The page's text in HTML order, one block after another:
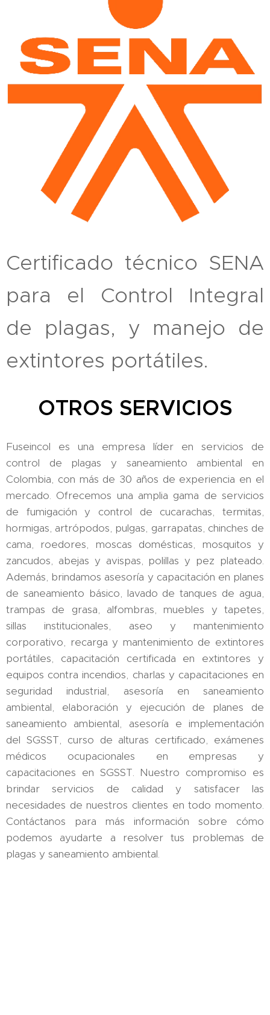
Certificado técnico SENA
para el Control Integral
de plagas, y manejo de
extintores portátiles.
OTROS SERVICIOS
Fuseincol es una empresa líder en servicios de
control de plagas y saneamiento ambiental en
Colombia, con más de 30 años de experiencia en el
mercado. Ofrecemos una amplia gama de servicios
de fumigación y control de cucarachas, termitas,
hormigas, artrópodos, pulgas, garrapatas, chinches de
cama, roedores, moscas domésticas, mosquitos y
zancudos, abejas y avispas, polillas y pez plateado.
Además, brindamos asesoría y capacitación en planes
de saneamiento básico, lavado de tanques de agua,
trampas de grasa, alfombras, muebles y tapetes,
sillas institucionales, aseo y mantenimiento
corporativo, recarga y mantenimiento de extintores
portátiles, capacitación certificada en extintores y
equipos contra incendios, charlas y capacitaciones en
seguridad industrial, asesoría en saneamiento
ambiental, elaboración y ejecución de planes de
saneamiento ambiental, asesoría e implementación
del SGSST, curso de alturas certificado, exámenes
médicos ocupacionales en empresas y
capacitaciones en SGSST. Nuestro compromiso es
brindar servicios de calidad y satisfacer las
necesidades de nuestros clientes en todo momento.
Contáctanos para más información sobre cómo
podemos ayudarte a resolver tus problemas de
plagas y saneamiento ambiental.